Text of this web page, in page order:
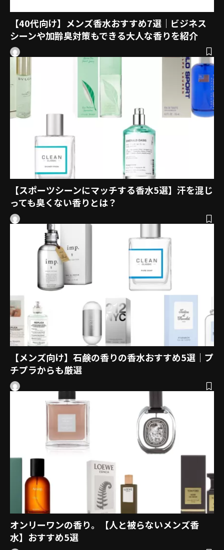
【40代向け】メンズ香水おすすめ7選｜ビジネス
シーンや加齢臭対策もできる大人な香りを紹介
【スポーツシーンにマッチする香水5選】汗を混じ
っても臭くない香りとは？
【メンズ向け】石鹸の香りの香水おすすめ5選｜プ
チプラからも厳選
オンリーワンの香り。【人と被らないメンズ香
水】おすすめ5選